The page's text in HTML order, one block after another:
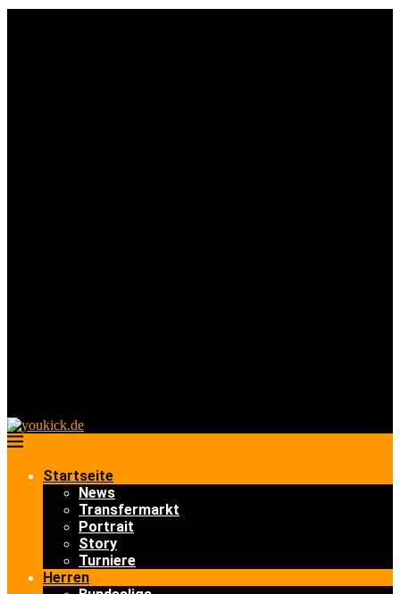
Startseite
News
Transfermarkt
Portrait
Story
Turniere
Herren